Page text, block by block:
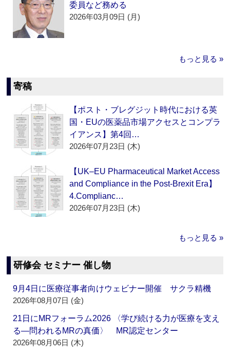
委員など務める
2026年03月09日 (月)
もっと見る »
寄稿
【ポスト・ブレグジット時代における英
国・EUの医薬品市場アクセスとコンプラ
イアンス】第4回…
2026年07月23日 (木)
【UK–EU Pharmaceutical Market Access
and Compliance in the Post-Brexit Era】
4.Complianc…
2026年07月23日 (木)
もっと見る »
研修会 セミナー 催し物
9月4日に医療従事者向けウェビナー開催 サクラ精機
2026年08月07日 (金)
21日にMRフォーラム2026 〈学び続ける力が医療を支え
る―問われるMRの真価〉 MR認定センター
2026年08月06日 (木)